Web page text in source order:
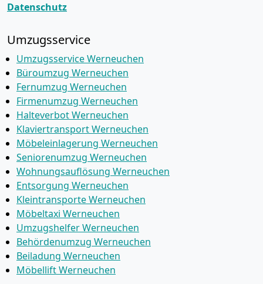
Datenschutz
Umzugsservice
Umzugsservice Werneuchen
Büroumzug Werneuchen
Fernumzug Werneuchen
Firmenumzug Werneuchen
Halteverbot Werneuchen
Klaviertransport Werneuchen
Möbeleinlagerung Werneuchen
Seniorenumzug Werneuchen
Wohnungsauflösung Werneuchen
Entsorgung Werneuchen
Kleintransporte Werneuchen
Möbeltaxi Werneuchen
Umzugshelfer Werneuchen
Behördenumzug Werneuchen
Beiladung Werneuchen
Möbellift Werneuchen